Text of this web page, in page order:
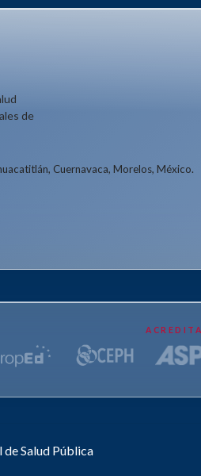
de
Cuernavaca, Morelos, México.
Salud Pública